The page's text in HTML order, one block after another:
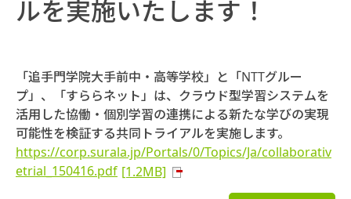
ルを実施いたします！
「追手門学院大手前中・高等学校」と「NTTグルー
プ」、「すららネット」は、クラウド型学習システムを
活用した協働・個別学習の連携による新たな学びの実現
可能性を検証する共同トライアルを実施します。
https://corp.surala.jp/Portals/0/Topics/Ja/collaborativ
etrial_150416.pdf [1.2MB]